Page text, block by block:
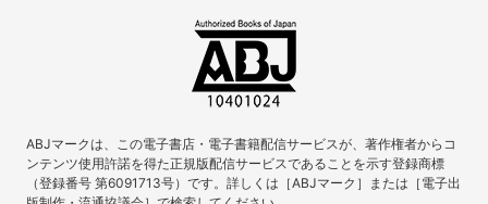
ABJマークは、この電子書店・電子書籍配信サービスが、著作権者からコ
ンテンツ使用許諾を得た正規版配信サービスであることを示す登録商標
（登録番号 第6091713号）です。詳しくは［ABJマーク］または［電子出